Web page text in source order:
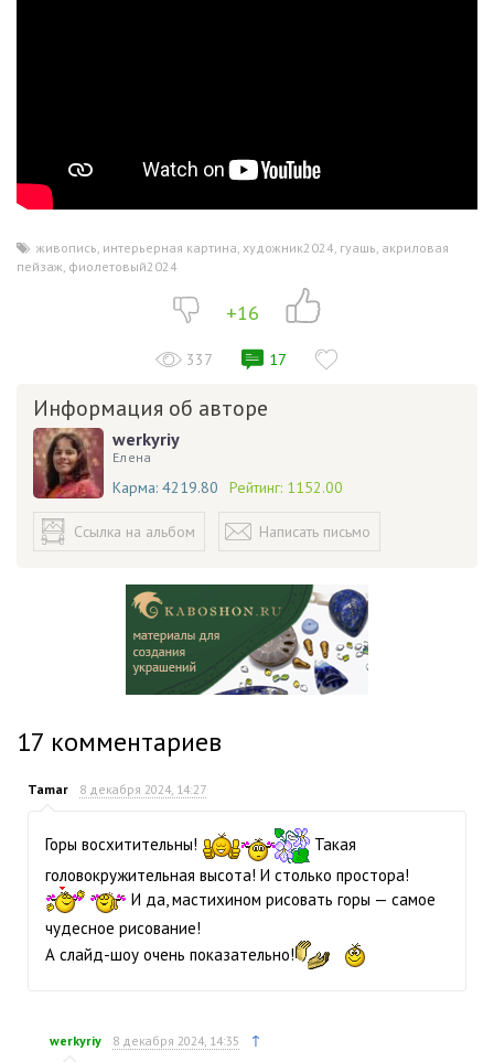
живопись, интерьерная картина, художник2024, гуашь, акриловая
пейзаж, фиолетовый2024
+16
337 17
Информация об авторе
werkyriy
Елена
Карма: 4219.80 Рейтинг: 1152.00
Ссылка на альбом Написать письмо
17 комментариев
Tamar 8 декабря 2024, 14:27
Горы восхитительны!
Такая
головокружительная высота! И столько простора!
И да, мастихином рисовать горы — самое
чудесное рисование!
А слайд-шоу очень показательно!
werkyriy 8 декабря 2024, 14:35 ↑